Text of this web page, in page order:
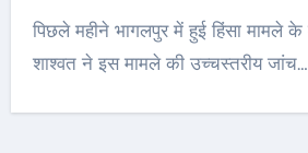
पिछले महीने भागलपुर में हुई हिंसा मामले के मुख्य आरोपी अर्जित
शाश्वत ने इस मामले की उच्चस्तरीय जांच…